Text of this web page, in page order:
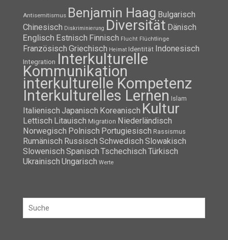
Antisemitismus Benjamin Haag Bulgarisch
Chinesisch Diskriminierung Diversität Dänisch
Englisch Estnisch Finnisch Flucht Flüchtlinge
Französisch Griechisch Heimat Identität Indonesisch
Integration Interkulturelle
Kommunikation
interkulturelle Kompetenz
Interkulturelles Lernen Islam
Italienisch Japanisch Koreanisch Kultur
Lettisch Litauisch Migration Niederländisch
Norwegisch Polnisch Portugiesisch Rassismus
Rumänisch Russisch Schwedisch Slowakisch
Slowenisch Spanisch Tschechisch Türkisch
Ukrainisch Ungarisch Werte